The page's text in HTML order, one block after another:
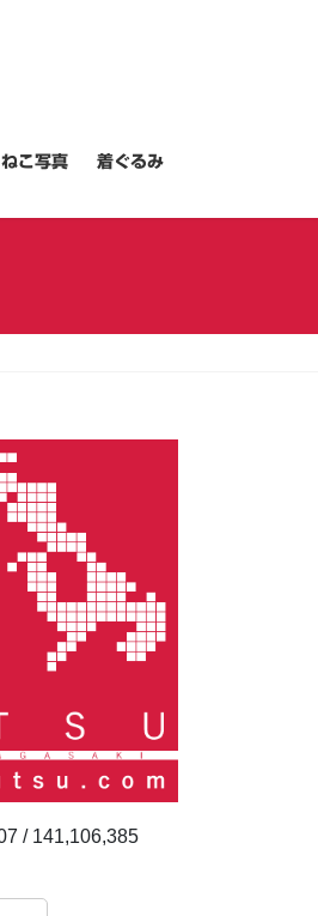
ねこ写真 着ぐるみ
141,106,385